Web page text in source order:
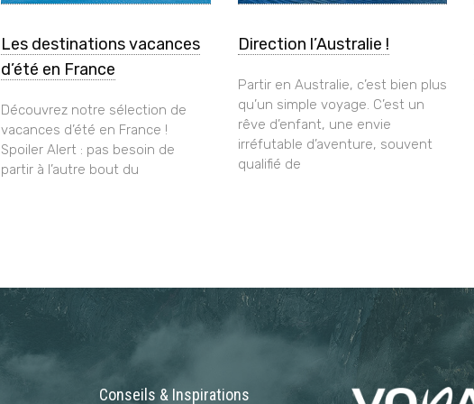
Les destinations vacances
d’été en France
Découvrez notre sélection de
vacances d’été en France !
Spoiler Alert : pas besoin de
partir à l’autre bout du
Direction l’Australie !
Partir en Australie, c’est bien plus
qu’un simple voyage. C’est un
rêve d’enfant, une envie
irréfutable d’aventure, souvent
qualifié de
Conseils & Inspirations